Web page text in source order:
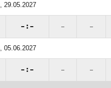
29.05.2027
 :  – –
05.06.2027
 :  – –